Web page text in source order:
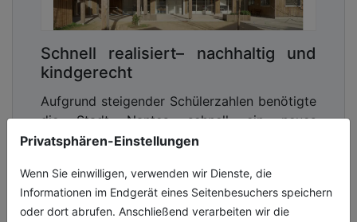
Privatsphären-Einstellungen
Wenn Sie einwilligen, verwenden wir Dienste, die
Informationen im Endgerät eines Seitenbesuchers speichern
oder dort abrufen. Anschließend verarbeiten wir die
Schnell realisiert– nachhaltig und
kindgerecht
Aufgrund steigender Schülerzahlen benötigte
die Stadt Nantes schnell ein neues
Grundschulgebäude. Beim Bau der Ecole
v[...]
07.07.2026, Lesezeit ca. 4 Minuten